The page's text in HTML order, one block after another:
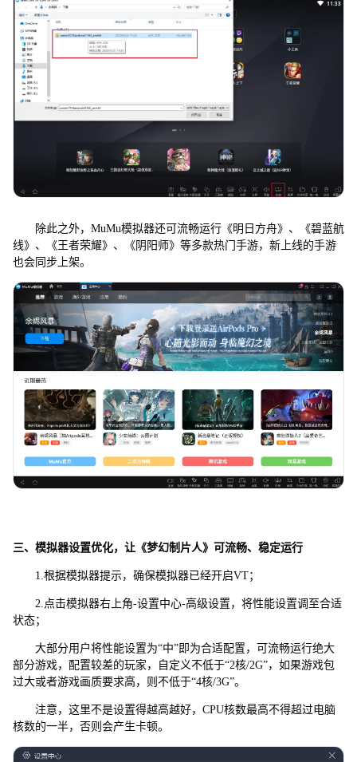
除此之外，MuMu模拟器还可流畅运行《明日方舟》、《碧蓝航
线》、《王者荣耀》、《阴阳师》等多款热门手游，新上线的手游
也会同步上架。
三、模拟器设置优化，让《梦幻制片人》可流畅、稳定运行
1.根据模拟器提示，确保模拟器已经开启VT；
2.点击模拟器右上角-设置中心-高级设置，将性能设置调至合适
状态；
大部分用户将性能设置为“中”即为合适配置，可流畅运行绝大
部分游戏，配置较差的玩家，自定义不低于“2核/2G”，如果游戏包
过大或者游戏画质要求高，则不低于“4核/3G”。
注意，这里不是设置得越高越好，CPU核数最高不得超过电脑
核数的一半，否则会产生卡顿。